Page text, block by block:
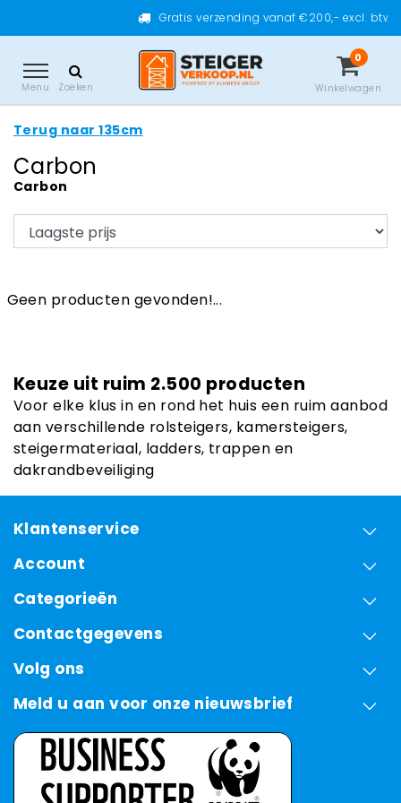
Gratis verzending vanaf €200,- excl. btw
Menu Zoeken
0
Winkelwagen
Terug naar 135cm
Carbon
Carbon
Geen producten gevonden!...
Keuze uit ruim 2.500 producten
Voor elke klus in en rond het huis een ruim aanbod
aan verschillende rolsteigers, kamersteigers,
steigermateriaal, ladders, trappen en
dakrandbeveiliging
Klantenservice
Account
Categorieën
Contactgegevens
Volg ons
Meld u aan voor onze nieuwsbrief